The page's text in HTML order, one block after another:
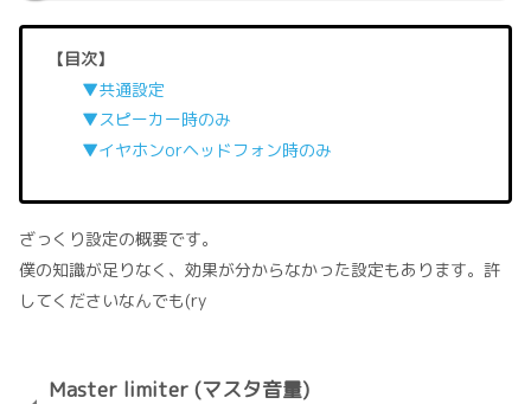
【目次】
▼共通設定
▼スピーカー時のみ
▼イヤホンorヘッドフォン時のみ
ざっくり設定の概要です。
僕の知識が足りなく、効果が分からなかった設定もあります。許
してくださいなんでも(ry
Master limiter (マスタ音量)